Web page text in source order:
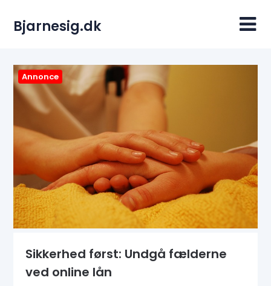
content
Bjarnesig.dk
Annonce
Sikkerhed først: Undgå fælderne
ved online lån